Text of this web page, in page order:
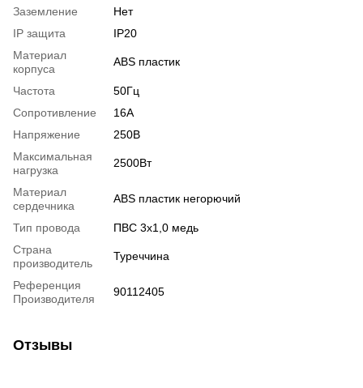
Заземление
Нет
IP защита
ІР20
Материал
корпуса
ABS пластик
Частота
50Гц
Сопротивление
16А
Напряжение
250В
Максимальная
нагрузка
2500Вт
Материал
сердечника
ABS пластик негорючий
Тип провода
ПВС 3х1,0 медь
Страна
производитель
Туреччина
Референция
Производителя
90112405
Отзывы